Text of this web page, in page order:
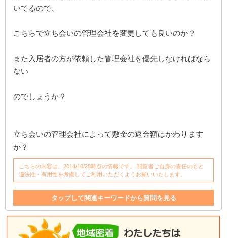
いてるので、
こちらで立ち会いの管理会社を変更しても良いのか？
また入居者の方が依頼した管理会社を優先しなければなら
ない
のでしょうか？
立ち会いの管理会社によって敷金の返金額はかわります
か？
こちらの内容は、2014/10/28時点の情報です。 閲覧者ご自身の責任のもと
適法性・有用性を考慮してご利用いただくようお願いいたします。
タップして関連キーワードから質問を見る
管理 退去 入居者 返金 退去時 入居
敷金
管理会社